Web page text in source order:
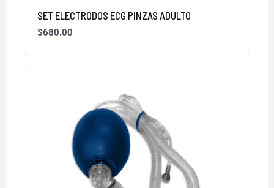
SET ELECTRODOS ECG PINZAS ADULTO
$680.00